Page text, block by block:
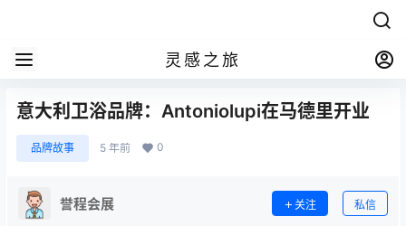
灵感之旅
意大利卫浴品牌：Antoniolupi在马德里开业
品牌故事 5 年前 0
誉程会展 关注 私信